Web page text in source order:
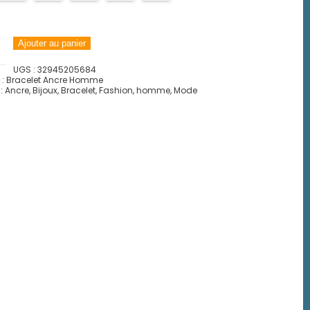
Ajouter au panier
UGS :32945205684
:Bracelet Ancre Homme
:Ancre,Bijoux,Bracelet,Fashion,homme,Mode